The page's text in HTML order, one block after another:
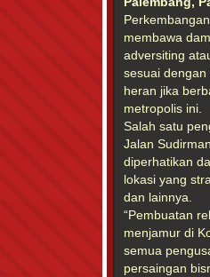
membawa
adversiting
sesuai
heran jika
metropolis ini.
Salah satu
Jalan
diperhatikan
lokasi yang
dan lainnya.
“Pembuatan
menjamur di
semua
persaingan